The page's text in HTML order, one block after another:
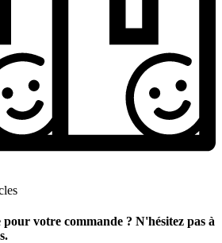
votre commande ? N'hésitez pas à